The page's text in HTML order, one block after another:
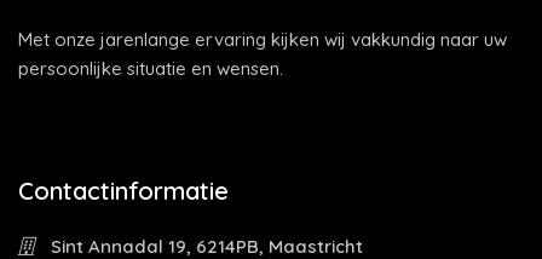
Met onze jarenlange ervaring kijken wij vakkundig naar uw
persoonlijke situatie en wensen.
Contactinformatie
Sint Annadal 19, 6214PB, Maastricht